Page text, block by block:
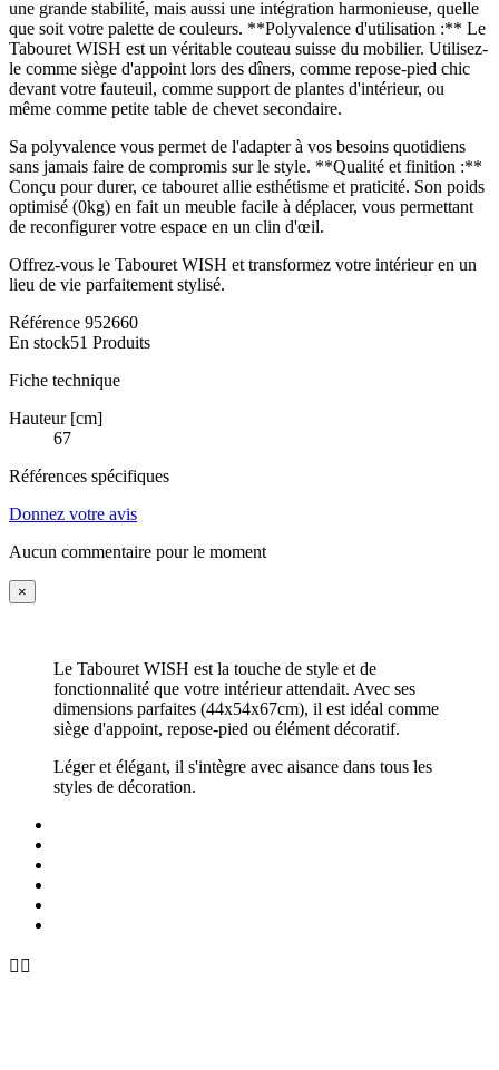
une grande stabilité, mais aussi une intégration harmonieuse, quelle
que soit votre palette de couleurs. **Polyvalence d'utilisation :** Le
Tabouret WISH est un véritable couteau suisse du mobilier. Utilisez-
le comme siège d'appoint lors des dîners, comme repose-pied chic
devant votre fauteuil, comme support de plantes d'intérieur, ou
même comme petite table de chevet secondaire.
Sa polyvalence vous permet de l'adapter à vos besoins quotidiens
sans jamais faire de compromis sur le style. **Qualité et finition :**
Conçu pour durer, ce tabouret allie esthétisme et praticité. Son poids
optimisé (0kg) en fait un meuble facile à déplacer, vous permettant
de reconfigurer votre espace en un clin d'œil.
Offrez-vous le Tabouret WISH et transformez votre intérieur en un
lieu de vie parfaitement stylisé.
Référence 952660
En stock51 Produits
Fiche technique
Hauteur [cm]
67
Références spécifiques
Donnez votre avis
Aucun commentaire pour le moment
×
Le Tabouret WISH est la touche de style et de
fonctionnalité que votre intérieur attendait. Avec ses
dimensions parfaites (44x54x67cm), il est idéal comme
siège d'appoint, repose-pied ou élément décoratif.
Léger et élégant, il s'intègre avec aisance dans tous les
styles de décoration.
 